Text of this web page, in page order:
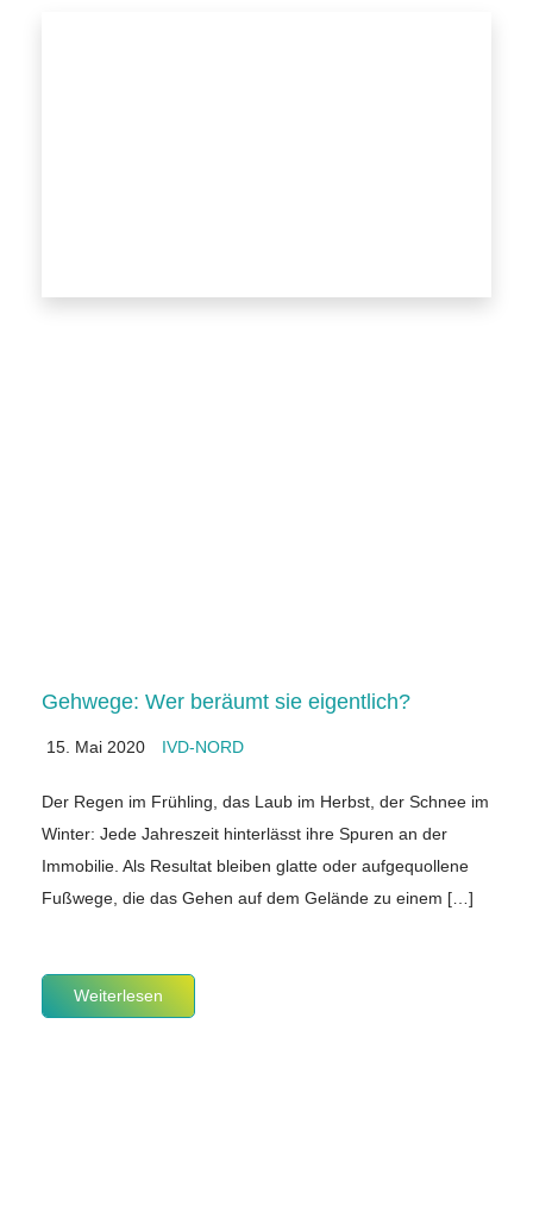
Gehwege: Wer beräumt sie eigentlich?
15. Mai 2020 IVD-NORD
Der Regen im Frühling, das Laub im Herbst, der Schnee im
Winter: Jede Jahreszeit hinterlässt ihre Spuren an der
Immobilie. Als Resultat bleiben glatte oder aufgequollene
Fußwege, die das Gehen auf dem Gelände zu einem […]
Weiterlesen